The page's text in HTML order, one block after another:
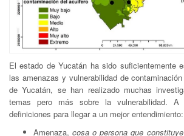
El estado de Yucatán ha sido suficientemente
las amenazas y vulnerabilidad de
de Yucatán, se han realizado muchas
temas pero más sobre la vulnerabilidad. A
definiciones para llegar a un mejor entendimiento:
Amenaza,cosa o persona que